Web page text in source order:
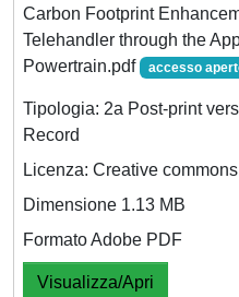
Carbon Footprint
Telehandler through the
Powertrain.pdf
accesso
Tipologia: 2a Post-print
Record
Licenza: Creative commons
Dimensione 1.13 MB
Formato Adobe PDF
Visualizza/Apri